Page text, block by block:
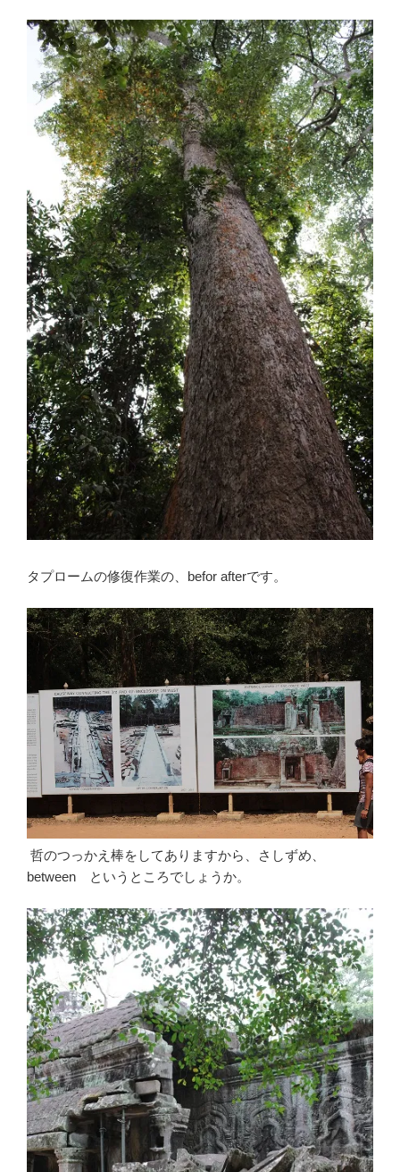
タプロームの修復作業の、befor afterです。
哲のつっかえ棒をしてありますから、さしずめ、
between というところでしょうか。